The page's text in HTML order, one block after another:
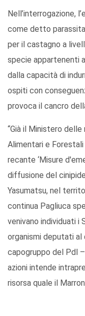
Nell’interrogazione,
come detto
per il castagno a
specie appartenenti
dalla capacità di
ospiti con
provoca il cancro
“Già il Ministero
Alimentari e
recante ‘Misure
diffusione del
Yasumatsu, nel
continua Pagliuca
venivano individuati i
organismi deputati
capogruppo del Pdl
azioni intende
risorsa quale il